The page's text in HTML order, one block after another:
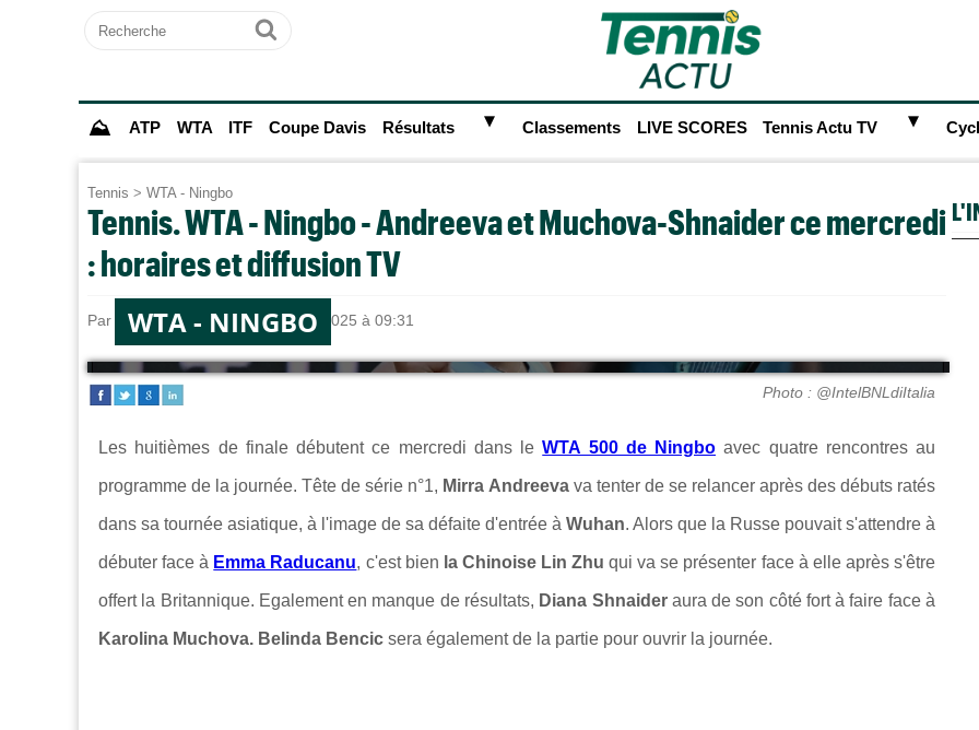
Recherche
Ok
⛰ ATP WTA ITF Coupe Davis Résultats ► Classements LIVE SCORES Tennis Actu TV ►
Tennis > WTA - Ningbo
Tennis. WTA - Ningbo - Andreeva et Muchova-Shnaider ce mercredi
: horaires et diffusion TV
Par Sebastien CLAUDE le 15/10/2025 à 09:31
WTA - NINGBO
Photo : @IntelBNLdiItalia
Les huitièmes de finale débutent ce mercredi dans le WTA 500 de Ningbo avec quatre rencontres au
programme de la journée. Tête de série n°1, Mirra Andreevava tenter de se relancer après des débuts ratés
dans sa tournée asiatique, à l'image de sa défaite d'entrée à Wuhan. Alors que la Russe pouvait s'attendre à
débuter face à Emma Raducanu, c'est bien la Chinoise Lin Zhu qui va se présenter face à elle après s'être
offert la Britannique. Egalement en manque de résultats, Diana Shnaider aura de son côté fort à faire face à
Karolina Muchova. Belinda Bencic sera également de la partie pour ouvrir la journée.